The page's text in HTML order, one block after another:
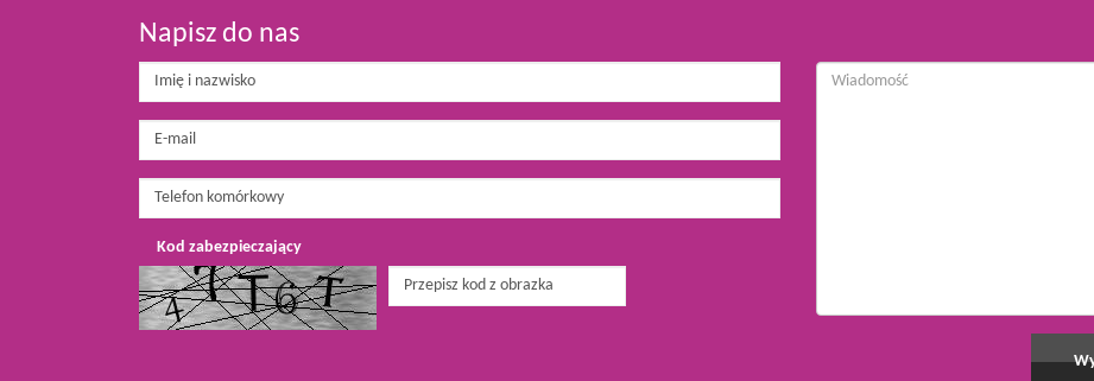
Napisz do nas
Kod zabezpieczający